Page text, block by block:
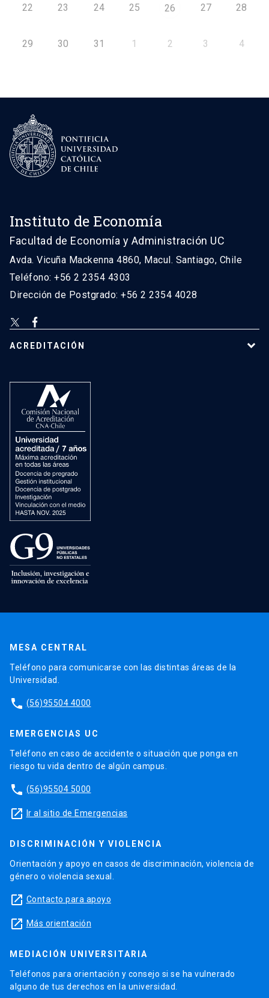
22 23 24 25 26 27 28
29 30 31 1 2 3 4
Instituto de Economía
Facultad de Economía y Administración UC
Avda. Vicuña Mackenna 4860, Macul. Santiago, Chile
Teléfono: +56 2 2354 4303
Dirección de Postgrado: +56 2 2354 4028
ACREDITACIÓN
MESA CENTRAL
Teléfono para comunicarse con las distintas áreas de la
Universidad.
phone (56)95504 4000
EMERGENCIAS UC
Teléfono en caso de accidente o situación que ponga en
riesgo tu vida dentro de algún campus.
phone (56)95504 5000
launch Ir al sitio de Emergencias
DISCRIMINACIÓN Y VIOLENCIA
Orientación y apoyo en casos de discriminación, violencia de
género o violencia sexual.
launch Contacto para apoyo
launch Más orientación
MEDIACIÓN UNIVERSITARIA
Teléfonos para orientación y consejo si se ha vulnerado
alguno de tus derechos en la universidad.